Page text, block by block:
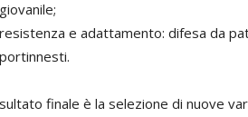
giovanile;
resistenza e adattamento: difesa da
portinnesti.
finale è la selezione di nuove